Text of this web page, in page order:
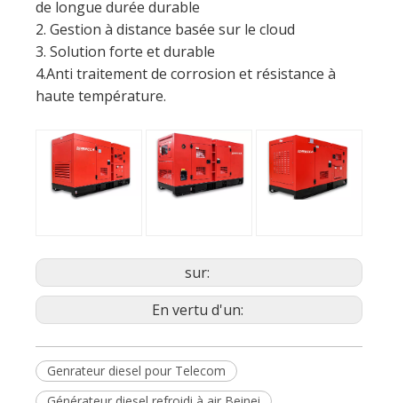
sur:
En vertu d'un:
Genrateur diesel pour Telecom
Générateur diesel refroidi à air Beinei
Générateur refroidi à air pour télécommunications
Générateur diesel refroidi à l'air
12.5KVA Générateur diesel